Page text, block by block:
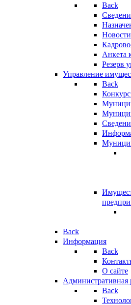
Back
Новости
Анкета
Резерв
Управление
Back
Back
Информация
Back
О сайте
Административная
Back